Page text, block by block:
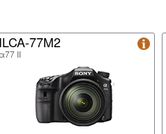
ILCA-77M2
α77 II